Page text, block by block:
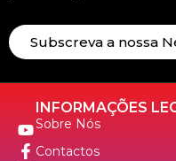
Subscreva a nossa
INFORMAÇÕES
Sobre Nós
Contactos